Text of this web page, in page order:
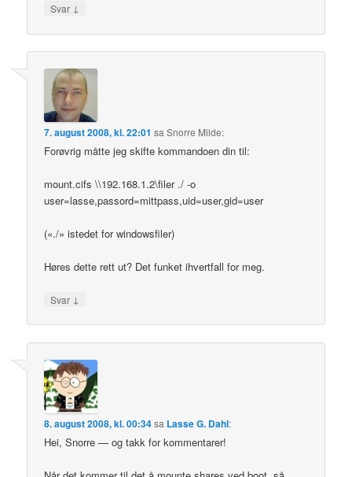
Svar ↓
7. august 2008, kl. 22:01 sa Snorre Milde:
Forøvrig måtte jeg skifte kommandoen din til:
mount.cifs \\192.168.1.2\filer ./ -o
user=lasse,passord=mittpass,uid=user,gid=user
(«./» istedet for windowsfiler)
Høres dette rett ut? Det funket ihvertfall for meg.
Svar ↓
8. august 2008, kl. 00:34sa Lasse G. Dahl:
Hei, Snorre — og takk for kommentarer!